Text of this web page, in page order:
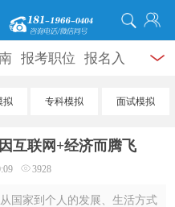
报考职位 报名入
告 录用公示 辅导
名师团队
拟 专科模拟 面试模拟
互联网+经济而腾飞
3928
国家到个人的发展、生活方式